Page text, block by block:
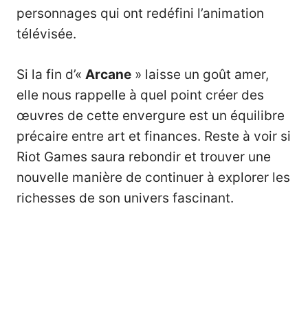
personnages qui ont redéfini l’animation
télévisée.
Si la fin d’« Arcane » laisse un goût amer,
elle nous rappelle à quel point créer des
œuvres de cette envergure est un équilibre
précaire entre art et finances. Reste à voir si
Riot Games saura rebondir et trouver une
nouvelle manière de continuer à explorer les
richesses de son univers fascinant.